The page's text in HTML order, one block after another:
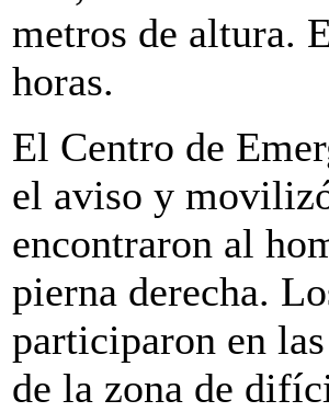
metros de altura.
horas.
El Centro de
el aviso y
encontraron al
pierna derecha.
participaron en
de la zona de